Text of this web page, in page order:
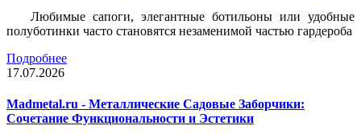
Любимые сапоги, элегантные ботильоны или удобные
полуботинки часто становятся незаменимой частью гардероба
Подробнее
17.07.2026
Madmetal.ru - Металлические Садовые Заборчики:
Сочетание Функциональности и Эстетики